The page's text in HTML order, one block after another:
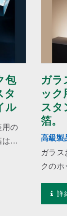
包
タ
ル
用の
、
料
持
ガラ
ック
スタ
箔。
高級製
れ、贅
ね備え
ガラス
クのホ
タン
セラミ
詳